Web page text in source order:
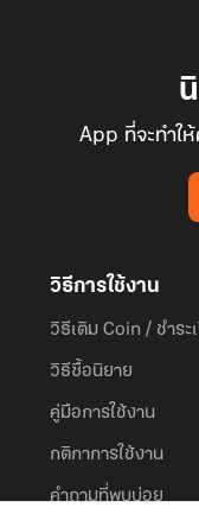
App ที่จะทำใ
วิธีการใช้งาน
วิธีเติม Coin / ชำระ
วิธีซื้อนิยาย
คู่มือการใช้งาน
กติกาการใช้งาน
คำถามที่พบบ่อย